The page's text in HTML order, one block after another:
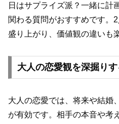
日はサプライズ派？一緒に計
関わる質問がおすすめです。
盛り上がり、価値観の違いも
大人の恋愛観を深掘り
大人の恋愛では、将来や結婚
が有効です。相手の本音や考